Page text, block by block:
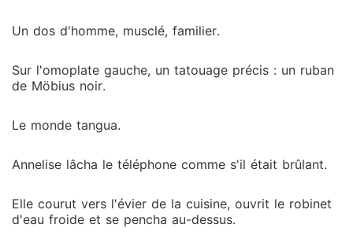
Un dos d'homme, musclé, familier.
Sur l'omoplate gauche, un tatouage précis : un ruban
de Möbius noir.
Le monde tangua.
Annelise lâcha le téléphone comme s'il était brûlant.
Elle courut vers l'évier de la cuisine, ouvrit le robinet
d'eau froide et se pencha au-dessus.